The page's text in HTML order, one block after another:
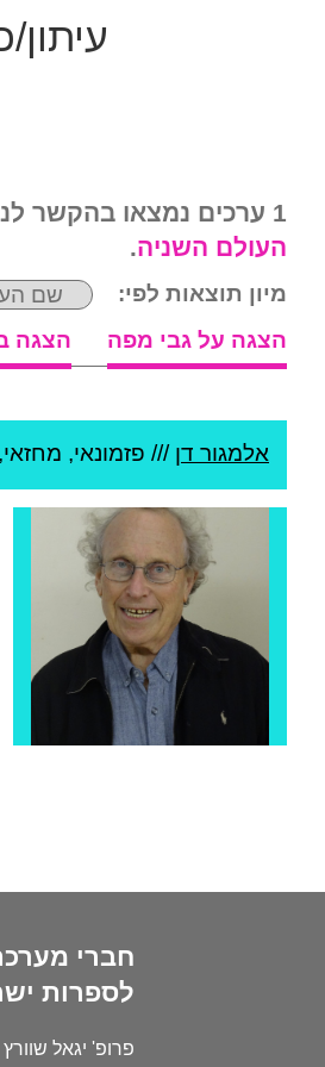
1 ערכים נמצאו בהקשר לנושא:
העולם השניה.
מיון תוצאות לפי:
הצגה על גבי מפה
הצגה
אלמגור דן /// פזמונאי,
חברי
לספרות
פרופ' יגאל